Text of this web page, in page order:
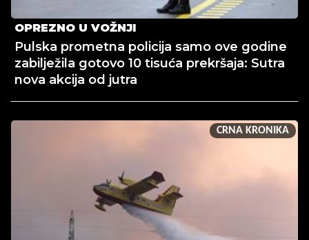
OPREZNO U VOŽNJI
Pulska prometna policija samo ove godine
zabilježila gotovo 10 tisuća prekršaja: Sutra
nova akcija od jutra
CRNA KRONIKA